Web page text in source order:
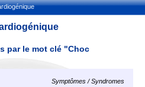
par le mot clé "Choc
Symptômes / Syndromes